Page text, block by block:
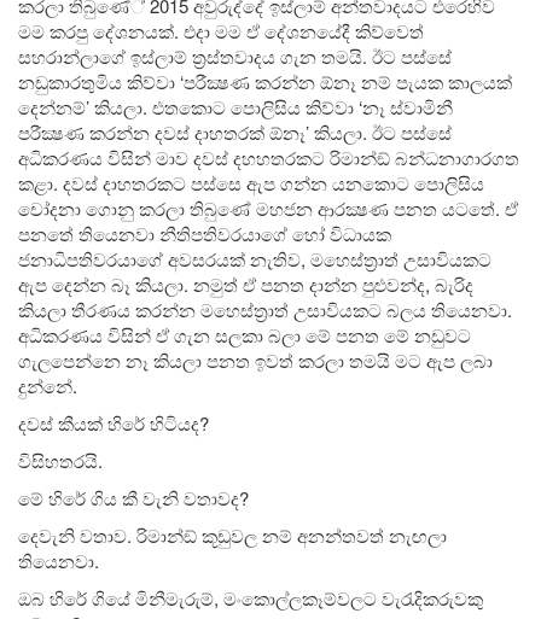
කරලා තිබුණේ් 2015 අවුරුද්දේ ඉස්ලාම් අන්තවාදයට එරෙහිව
මම කරපු දේශනයක්. එදා මම ඒ දේශනයේදී කිව්වෙත්
සහරාන්ලාගේ ඉස්ලාම් ත‍්‍රස්තවාදය ගැන තමයි. ඊට පස්සේ
නඩුකාරතුමිය කිව්වා ‘පරීක්‍ෂණ කරන්න ඕනෑ නම් පැයක කාලයක්
දෙන්නම්’ කියලා. එතකොට පොලිසිය කිව්වා ‘නෑ ස්වාමිනී
පරීක්‍ෂණ කරන්න දවස් දාහතරක් ඕනෑ’ කියලා. ඊට පස්සේ
අධිකරණය විසින් මාව දවස් දහහතරකට රිමාන්ඞ් බන්ධනාගාරගත
කළා. දවස් දාහතරකට පස්සෙ ඇප ගන්න යනකොට පොලිසිය
චෝදනා ගොනු කරලා තිබුණේ මහජන ආරක්‍ෂණ පනත යටතේ. ඒ
පනතේ තියෙනවා නීතිපතිවරයාගේ හෝ විධායක
ජනාධිපතිවරයාගේ අවසරයක් නැතිව, මහෙස්ත‍්‍රාත් උසාවියකට
ඇප දෙන්න බෑ කියලා. නමුත් ඒ පනත දාන්න පුළුවන්ද, බැරිද
කියලා තීරණය කරන්න මහෙස්ත‍්‍රාත් උසාවියකට බලය තියෙනවා.
අධිකරණය විසින් ඒ ගැන සලකා බලා මේ පනත මේ නඩුවට
ගැලපෙන්නෙ නෑ කියලා පනත ඉවත් කරලා තමයි මට ඇප ලබා
දුන්නේ.
දවස් කීයක් හිරේ හිටියද?
විසිහතරයි.
මේ හිරේ ගිය කී වැනි වතාවද?
දෙවැනි වතාව. රිමාන්ඞ් කූඩුවල නම් අනන්තවත් නැඟලා
තියෙනවා.
ඔබ හිරේ ගියේ මිනීමැරුම්, මංකොල්ලකෑම්වලට වැරැදිකරුවකු